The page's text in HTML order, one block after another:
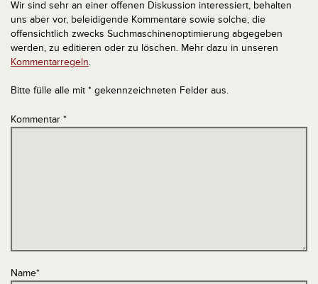
Wir sind sehr an einer offenen Diskussion interessiert, behalten
uns aber vor, beleidigende Kommentare sowie solche, die
offensichtlich zwecks Suchmaschinenoptimierung abgegeben
werden, zu editieren oder zu löschen. Mehr dazu in unseren
Kommentarregeln.
Bitte fülle alle mit * gekennzeichneten Felder aus.
Kommentar *
Name*